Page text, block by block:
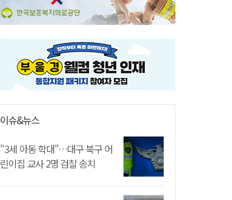
이슈&뉴스
"3세 아동 학대"…대구 북구 어
린이집 교사 2명 검찰 송치